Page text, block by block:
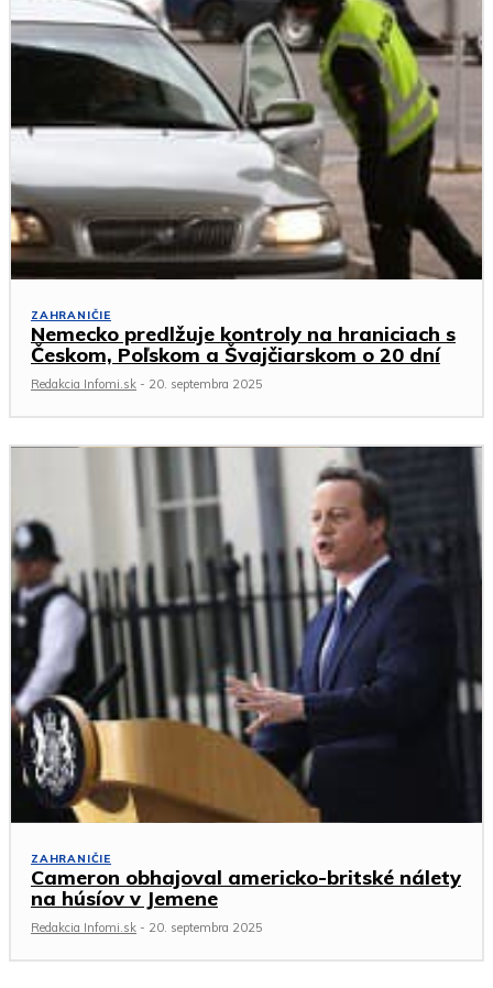
ZAHRANIČIE
Nemecko predlžuje kontroly na hraniciach s
Českom, Poľskom a Švajčiarskom o 20 dní
Redakcia Infomi.sk - 20. septembra 2025
ZAHRANIČIE
Cameron obhajoval americko-britské nálety
na húsíov v Jemene
Redakcia Infomi.sk - 20. septembra 2025